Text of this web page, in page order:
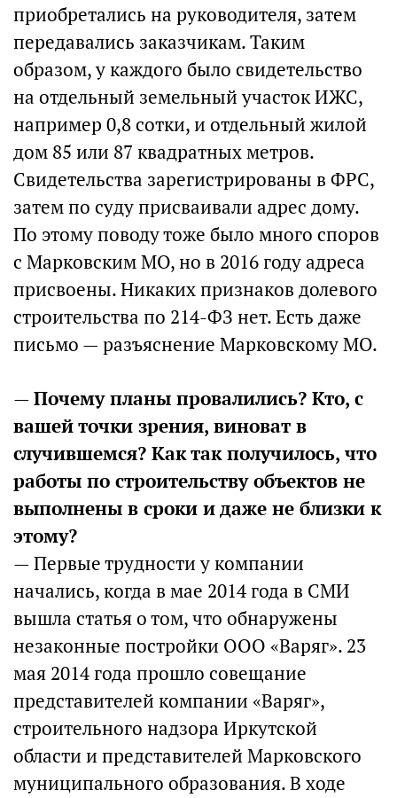
приобретались на руководителя, затем
передавались заказчикам. Таким
образом, у каждого было свидетельство
на отдельный земельный участок ИЖС,
например 0,8 сотки, и отдельный жилой
дом 85 или 87 квадратных метров.
Свидетельства зарегистрированы в ФРС,
затем по суду присваивали адрес дому.
По этому поводу тоже было много споров
с Марковским МО, но в 2016 году адреса
присвоены. Никаких признаков долевого
строительства по 214-ФЗ нет. Есть даже
письмо — разъяснение Марковскому МО.
—Почему планы провалились? Кто, с
вашей точки зрения, виноват в
случившемся? Как так получилось, что
работы по строительству объектов не
выполнены в сроки и даже не близки к
этому?
— Первые трудности у компании
начались, когда в мае 2014 года в СМИ
вышла статья о том, что обнаружены
незаконные постройки ООО «Варяг». 23
мая 2014 года прошло совещание
представителей компании «Варяг»,
строительного надзора Иркутской
области и представителей Марковского
муниципального образования. В ходе